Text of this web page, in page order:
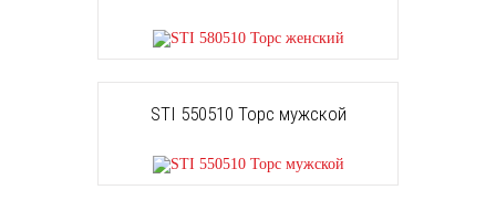
STI 550510 Торс мужской